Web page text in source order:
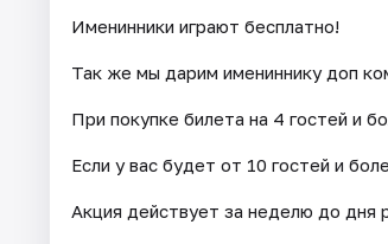
Именинники играют бесплатно!
Так же мы дарим имениннику доп
При покупке билета на 4 гостей и
Если у вас будет от 10 гостей и
Акция действует за неделю до дня